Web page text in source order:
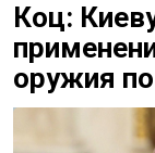
Коц:
оружия